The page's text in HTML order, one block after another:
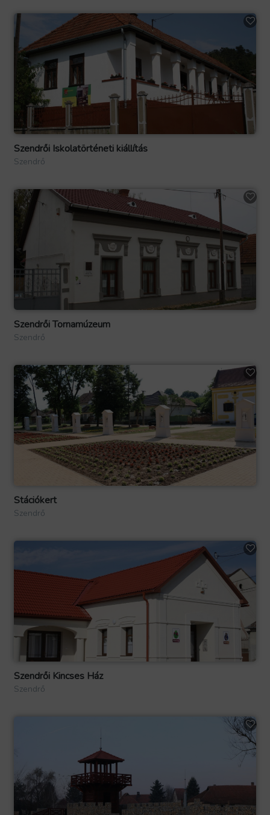
Szendrői Iskolatörténeti kiállítás
Szendrő
Szendrői Tornamúzeum
Szendrő
Stációkert
Szendrő
Szendrői Kincses Ház
Szendrő